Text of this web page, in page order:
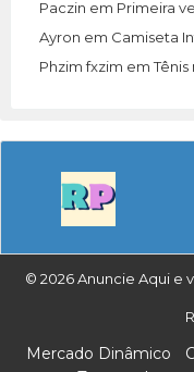
Paczin em Primeira
Ayron em Camiseta
Phzim fxzim emTênis
© 2026 Anuncie Aqui e
Mercado Dinâmico